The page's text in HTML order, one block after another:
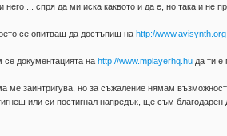
него ... спря да ми иска каквото и да е, но така и не
се опитваш да достъпиш на http://www.avisynth.org
се документацията на http://www.mplayerhq.huда ти е
ме заинтригува, но за съжаление нямам
или си постигнал напредък, ще съм